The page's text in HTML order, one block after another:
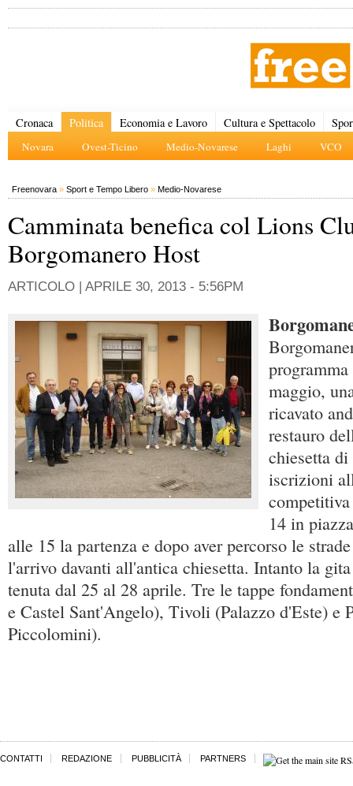
Cronaca Politica
Novara Ovest-Ticino Medio-Novarese Laghi VCO
Economia e Lavoro Cultura e Spettacolo
Freenovara » Sport e Tempo Libero » Medio-Novarese
Camminata benefica col Lions
Borgomanero Host
ARTICOLO | APRILE 30, 2013 - 5:56PM
maggio,
ricavato
restauro
chiesetta
iscrizioni
14 in
alle 15 la partenza e dopo aver percorso le
l'arrivo davanti all'antica chiesetta. Intanto la
tenuta dal 25 al 28 aprile. Tre le tappe
e Castel Sant'Angelo), Tivoli (Palazzo d'Este) e
Piccolomini).
CONTATTI REDAZIONE PUBBLICITÀ PARTNERS